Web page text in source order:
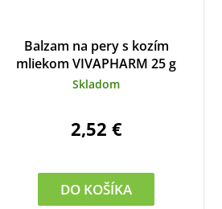
Balzam na pery s kozím
mliekom VIVAPHARM 25 g
Skladom
2,52 €
DO KOŠÍKA